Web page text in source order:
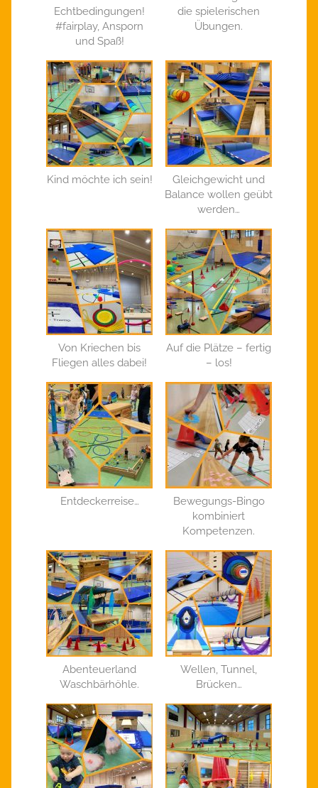
Echtbedingungen!
#fairplay, Ansporn
und Spaß!
die spielerischen
Übungen.
Kind möchte ich sein!
Gleichgewicht und
Balance wollen geübt
werden…
Von Kriechen bis
Fliegen alles dabei!
Auf die Plätze – fertig
– los!
Entdeckerreise…
Bewegungs-Bingo
kombiniert
Kompetenzen.
Abenteuerland
Waschbärhöhle.
Wellen, Tunnel,
Brücken…